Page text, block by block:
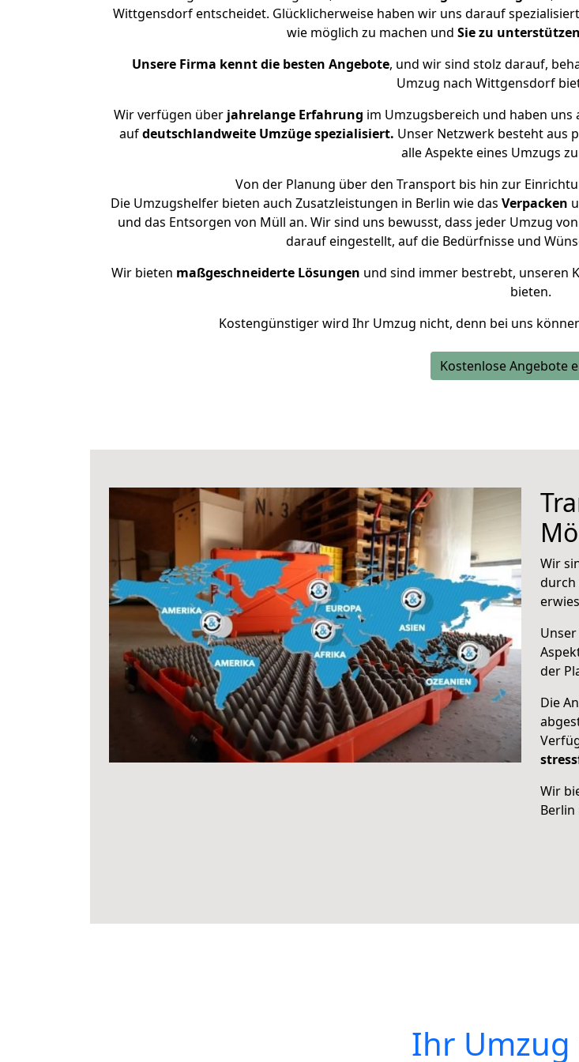
Wittgensdorf entscheidet. Glücklicherweise haben wir uns darauf
wie möglich zu machen und Sie zu unterstützen
Unsere Firma kennt die besten Angebote, und wir sind stolz darauf,
Umzug nach Wittgensdorf
Wir verfügen überjahrelange Erfahrung im Umzugsbereich und haben
aufdeutschlandweite Umzüge spezialisiert. Unser Netzwerk besteht aus
alle Aspekte eines Umzugs
Von der Planung über den Transport bis hin zur
Die Umzugshelfer bieten auch Zusatzleistungen in Berlin wie das Verpacken
und das Entsorgen von Müll an. Wir sind uns bewusst, dass jeder Umzug
darauf eingestellt, auf die Bedürfnisse und
Wir bieten maßgeschneiderte Lösungen und sind immer bestrebt, unseren
bieten.
Kostengünstiger wird Ihr Umzug nicht, denn bei uns
Kostenlose Angebote
Wir
durch
Unser
der
Die
Wir
Ihr Umzug